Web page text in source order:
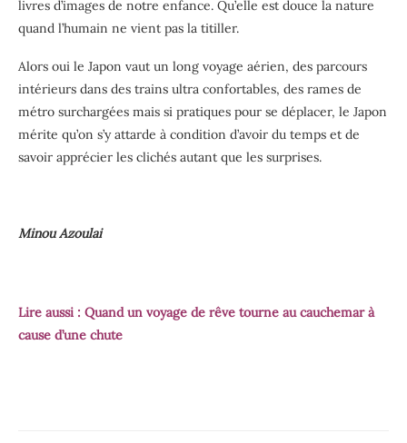
livres d’images de notre enfance. Qu’elle est douce la nature
quand l’humain ne vient pas la titiller.
Alors oui le Japon vaut un long voyage aérien, des parcours
intérieurs dans des trains ultra confortables, des rames de
métro surchargées mais si pratiques pour se déplacer, le Japon
mérite qu’on s’y attarde à condition d’avoir du temps et de
savoir apprécier les clichés autant que les surprises.
Minou Azoulai
Lire aussi : Quand un voyage de rêve tourne au cauchemar à
cause d’une chute